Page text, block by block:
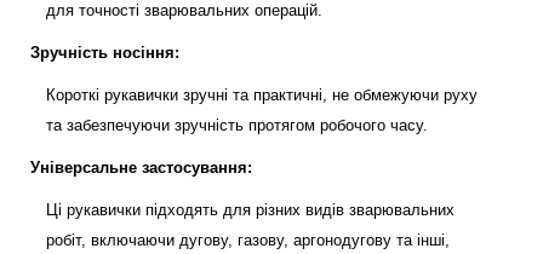
для точності зварювальних операцій.
Зручність носіння:
Короткі рукавички зручні та практичні, не обмежуючи руху
та забезпечуючи зручність протягом робочого часу.
Універсальне застосування:
Ці рукавички підходять для різних видів зварювальних
робіт, включаючи дугову, газову, аргонодугову та інші,